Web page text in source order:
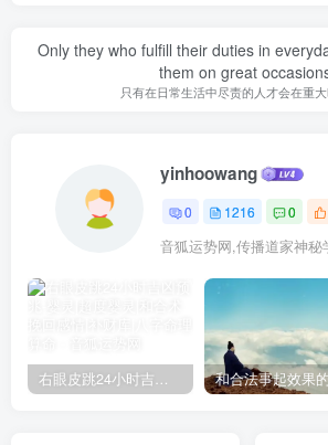
Only they who fulfill their duties in
them on great
只有在日常生活中尽责的人才会在重
yinhoowang
0 1216 0
音狐运势网,传播道家神秘
右眼皮跳24小时吉凶预兆